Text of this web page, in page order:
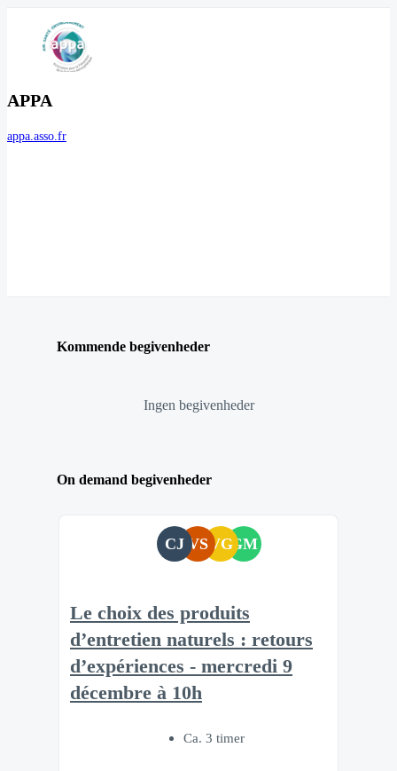
APPA
appa.asso.fr
Kommende begivenheder
Ingen begivenheder
On demand begivenheder
CJ VS VGGM
Le choix des produits
d’entretien naturels : retours
d’expériences - mercredi 9
décembre à 10h
Ca. 3 timer